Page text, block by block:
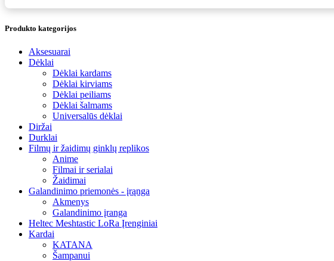
Produkto kategorijos
Aksesuarai
Dėklai
Dėklai kardams
Dėklai kirviams
Dėklai peiliams
Dėklai šalmams
Universalūs dėklai
Diržai
Durklai
Filmų ir žaidimų ginklų replikos
Anime
Filmai ir serialai
Žaidimai
Galandinimo priemonės - įrąnga
Akmenys
Galandinimo įranga
Heltec Meshtastic LoRa Įrenginiai
Kardai
KATANA
Šampanui